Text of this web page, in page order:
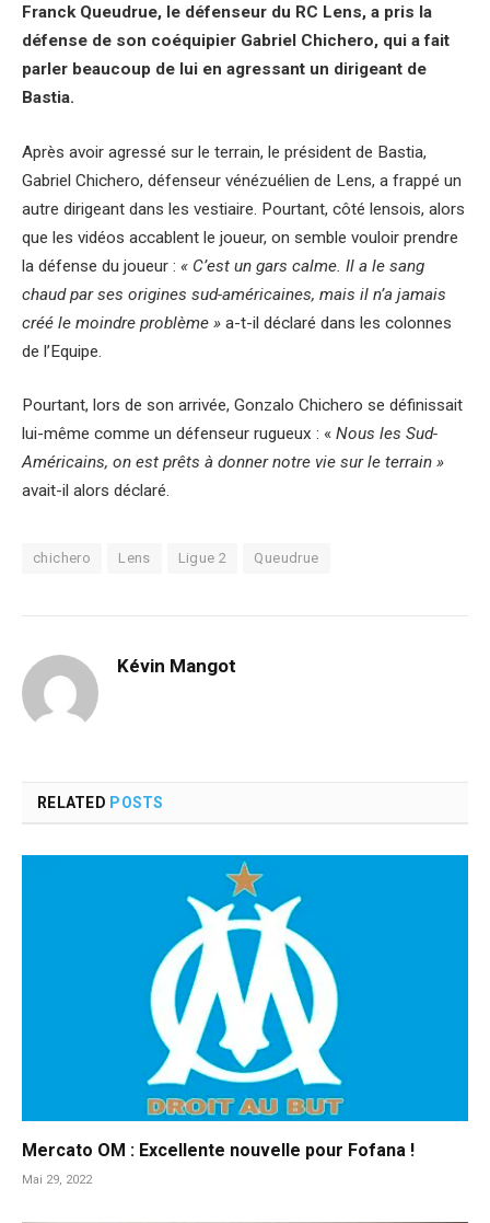
Franck Queudrue, le défenseur du RC Lens, a pris la
défense de son coéquipier Gabriel Chichero, qui a fait
parler beaucoup de lui en agressant un dirigeant de
Bastia.
Après avoir agressé sur le terrain, le président de Bastia,
Gabriel Chichero, défenseur vénézuélien de Lens, a frappé un
autre dirigeant dans les vestiaire. Pourtant, côté lensois, alors
que les vidéos accablent le joueur, on semble vouloir prendre
la défense du joueur : « C’est un gars calme. Il a le sang
chaud par ses origines sud-américaines, mais il n’a jamais
créé le moindre problème » a-t-il déclaré dans les colonnes
de l’Equipe.
Pourtant, lors de son arrivée, Gonzalo Chichero se définissait
lui-même comme un défenseur rugueux : « Nous les Sud-
Américains, on est prêts à donner notre vie sur le terrain »
avait-il alors déclaré.
chichero Lens Ligue 2 Queudrue
Kévin Mangot
RELATED POSTS
Mercato OM : Excellente nouvelle pour Fofana !
Mai 29, 2022